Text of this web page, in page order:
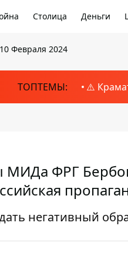
Столица Деньги
Февраля 2024
ТОПТЕМЫ: ⚠️
МИДа ФРГ
негативный